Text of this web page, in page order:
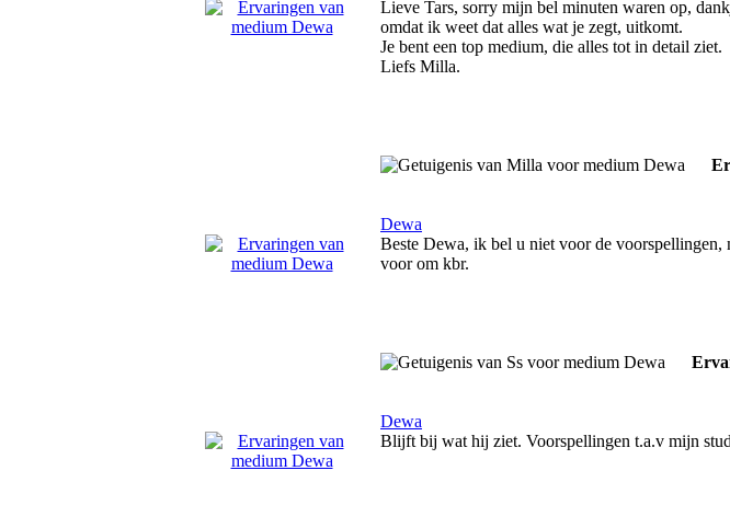
Lieve Tars, sorry mijn bel minuten waren op,
omdat ik weet dat alles wat je zegt, uitkomt.
Je bent een top medium, die alles tot in detail ziet.
Liefs Milla.
Dewa
Beste Dewa, ik bel u niet voor de
voor om kbr.
Dewa
Blijft bij wat hij ziet. Voorspellingen t.a.v mijn